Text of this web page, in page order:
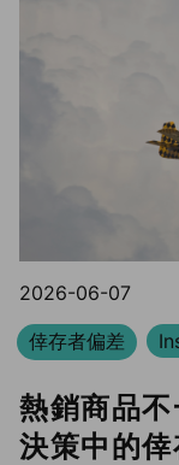
2026-06-07
倖存者偏差
熱銷商品
決策中的